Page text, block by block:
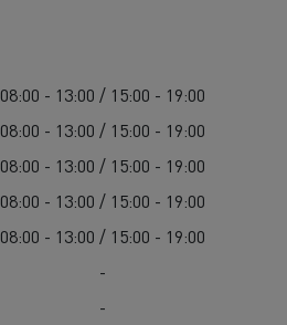
08:00 - 13:00 / 15:00 - 19:00
08:00 - 13:00 / 15:00 - 19:00
08:00 - 13:00 / 15:00 - 19:00
08:00 - 13:00 / 15:00 - 19:00
08:00 - 13:00 / 15:00 - 19:00
-
-